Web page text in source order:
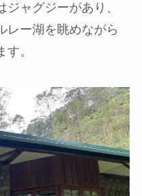
ャグジーがあり、
レー湖を眺めながら
。